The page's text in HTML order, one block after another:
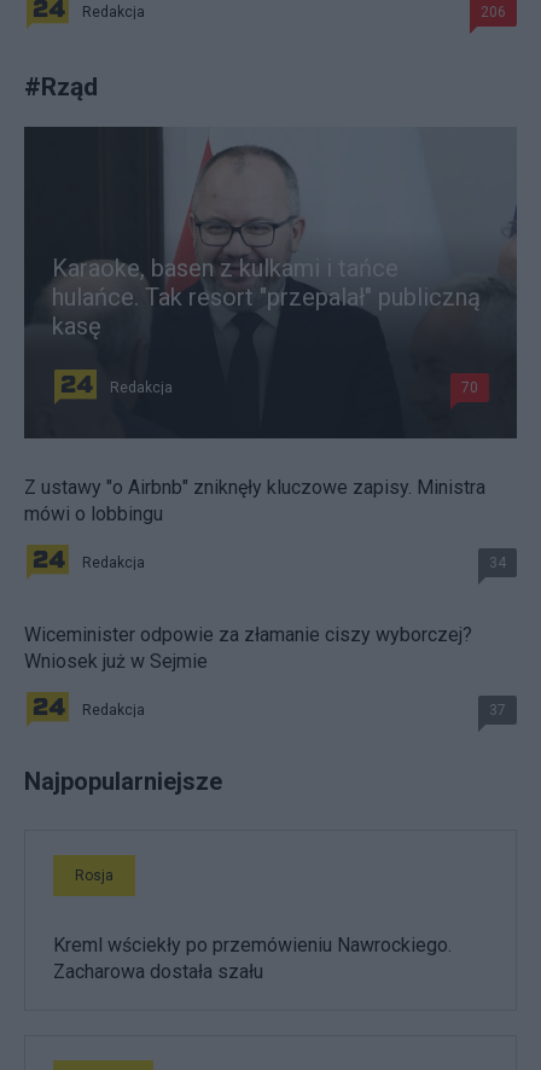
Redakcja 206
#Rząd
Karaoke, basen z kulkami i tańce
hulańce. Tak resort "przepalał" publiczną
kasę
Redakcja 70
Z ustawy "o Airbnb" zniknęły kluczowe zapisy. Ministra
mówi o lobbingu
Redakcja 34
Wiceminister odpowie za złamanie ciszy wyborczej?
Wniosek już w Sejmie
Redakcja 37
Najpopularniejsze
Rosja
Kreml wściekły po przemówieniu Nawrockiego.
Zacharowa dostała szału